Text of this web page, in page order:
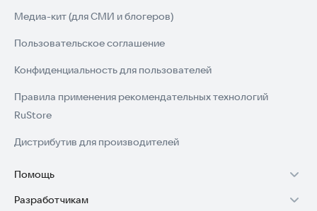
Медиа-кит (для СМИ и блогеров)
Пользовательское соглашение
Конфиденциальность для пользователей
Правила применения рекомендательных технологий
RuStore
Дистрибутив для производителей
Помощь
Установка RuStore на TV
Разработчикам